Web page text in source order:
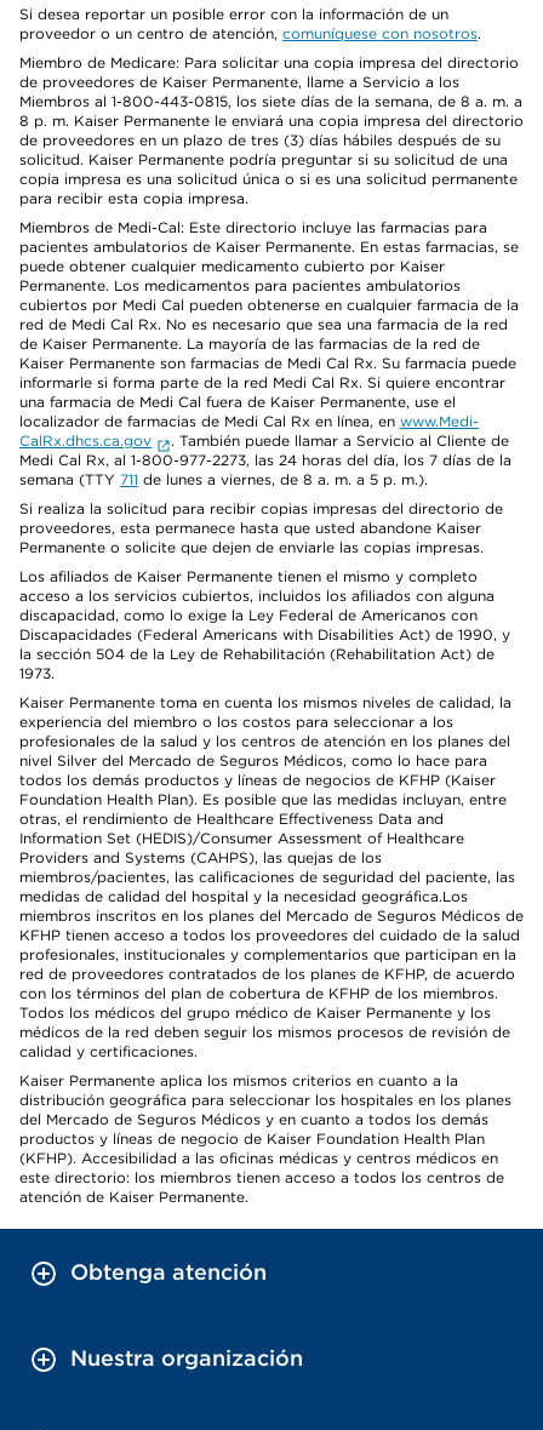
Si desea reportar un posible error con la información de un
proveedor o un centro de atención, comuníquese con nosotros.
Miembro de Medicare: Para solicitar una copia impresa del directorio
de proveedores de Kaiser Permanente, llame a Servicio a los
Miembros al 1-800-443-0815, los siete días de la semana, de 8 a. m. a
8 p. m. Kaiser Permanente le enviará una copia impresa del directorio
de proveedores en un plazo de tres (3) días hábiles después de su
solicitud. Kaiser Permanente podría preguntar si su solicitud de una
copia impresa es una solicitud única o si es una solicitud permanente
para recibir esta copia impresa.
Miembros de Medi-Cal: Este directorio incluye las farmacias para
pacientes ambulatorios de Kaiser Permanente. En estas farmacias, se
puede obtener cualquier medicamento cubierto por Kaiser
Permanente. Los medicamentos para pacientes ambulatorios
cubiertos por Medi Cal pueden obtenerse en cualquier farmacia de la
red de Medi Cal Rx. No es necesario que sea una farmacia de la red
de Kaiser Permanente. La mayoría de las farmacias de la red de
Kaiser Permanente son farmacias de Medi Cal Rx. Su farmacia puede
informarle si forma parte de la red Medi Cal Rx. Si quiere encontrar
una farmacia de Medi Cal fuera de Kaiser Permanente, use el
localizador de farmacias de Medi Cal Rx en línea, en www.Medi-
CalRx.dhcs.ca.gov
. También puede llamar a Servicio al Cliente de
Medi Cal Rx, al 1-800-977-2273, las 24 horas del día, los 7 días de la
semana (TTY 711 de lunes a viernes, de 8 a. m. a 5 p. m.).
Si realiza la solicitud para recibir copias impresas del directorio de
proveedores, esta permanece hasta que usted abandone Kaiser
Permanente o solicite que dejen de enviarle las copias impresas.
Los afiliados de Kaiser Permanente tienen el mismo y completo
acceso a los servicios cubiertos, incluidos los afiliados con alguna
discapacidad, como lo exige la Ley Federal de Americanos con
Discapacidades (Federal Americans with Disabilities Act) de 1990, y
la sección 504 de la Ley de Rehabilitación (Rehabilitation Act) de
1973.
Kaiser Permanente toma en cuenta los mismos niveles de calidad, la
experiencia del miembro o los costos para seleccionar a los
profesionales de la salud y los centros de atención en los planes del
nivel Silver del Mercado de Seguros Médicos, como lo hace para
todos los demás productos y líneas de negocios de KFHP (Kaiser
Foundation Health Plan). Es posible que las medidas incluyan, entre
otras, el rendimiento de Healthcare Effectiveness Data and
Information Set (HEDIS)/Consumer Assessment of Healthcare
Providers and Systems (CAHPS), las quejas de los
miembros/pacientes, las calificaciones de seguridad del paciente, las
medidas de calidad del hospital y la necesidad geográfica.Los
miembros inscritos en los planes del Mercado de Seguros Médicos de
KFHP tienen acceso a todos los proveedores del cuidado de la salud
profesionales, institucionales y complementarios que participan en la
red de proveedores contratados de los planes de KFHP, de acuerdo
con los términos del plan de cobertura de KFHP de los miembros.
Todos los médicos del grupo médico de Kaiser Permanente y los
médicos de la red deben seguir los mismos procesos de revisión de
calidad y certificaciones.
Kaiser Permanente aplica los mismos criterios en cuanto a la
distribución geográfica para seleccionar los hospitales en los planes
del Mercado de Seguros Médicos y en cuanto a todos los demás
productos y líneas de negocio de Kaiser Foundation Health Plan
(KFHP). Accesibilidad a las oficinas médicas y centros médicos en
este directorio: los miembros tienen acceso a todos los centros de
atención de Kaiser Permanente.
Obtenga atención
Nuestra organización